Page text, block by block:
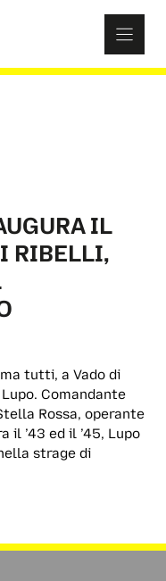
IL
RIBELLI,
tutti, a Vado di
Comandante
Rossa, operante
il ’43 ed il ’45, Lupo
strage di